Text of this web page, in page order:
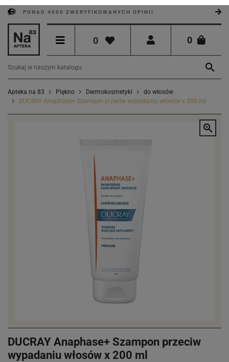
PONAD 4000 ZWERYFIKOWANYCH OPINII
0 0

Apteka na 83 Piękno Dermokosmetyki
do włosów
DUCRAY Anaphase+ Szampon przeciw wypadaniu włosów x 200 ml

DUCRAY Anaphase+ Szampon przeciw
wypadaniu włosów x 200 ml